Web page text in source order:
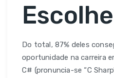
Do total, 87% deles
oportunidade na carreira
C# (pronuncia-se “C